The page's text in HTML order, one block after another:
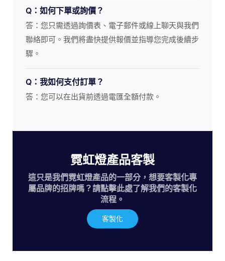
Q：如何下單或詢價？
答：您只需透過詢價表、電子郵件或線上聊天與我們
聯絡即可。我們將盡快提供報價並指導您完成後續步
驟。
Q：我如何支付訂單？
答：您可以在出貨前透過電匯全額付款。
霓虹燈產品客製
這只是我們霓虹燈產品的一部分，想要客製化專
屬品牌的招牌嗎？請點擊此處了解我們的客製化
流程。
客製化